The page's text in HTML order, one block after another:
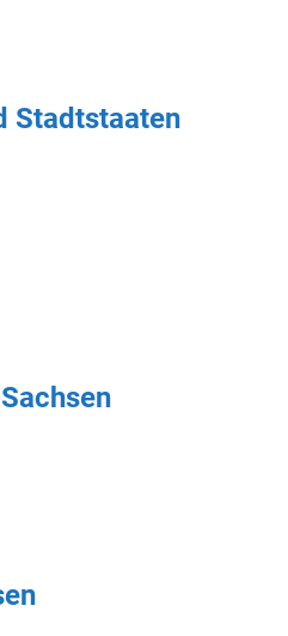
Stadtstaaten